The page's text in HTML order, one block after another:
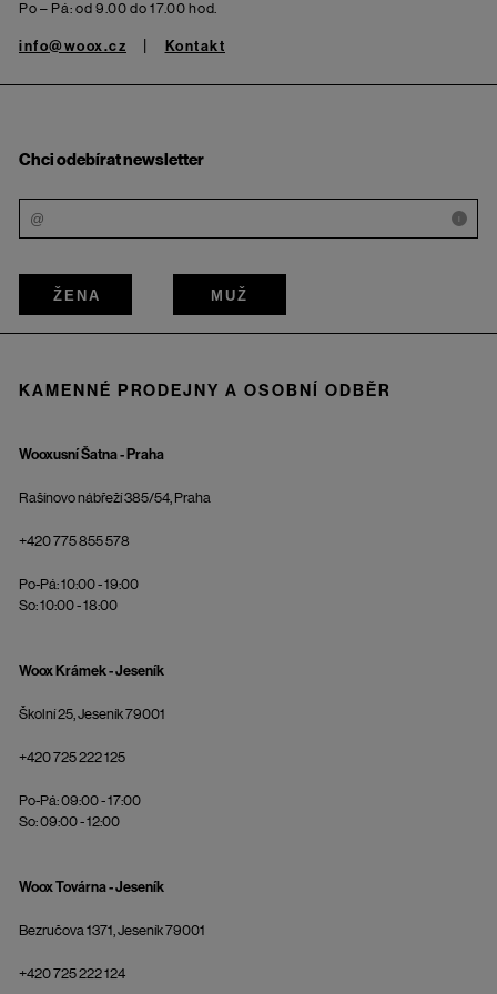
Po – Pá: od 9.00 do 17.00 hod.
info@woox.cz Kontakt
Chci odebírat newsletter
i
ŽENA MUŽ
KAMENNÉ PRODEJNY A OSOBNÍ ODBĚR
Wooxusní Šatna - Praha
Rašínovo nábřeží 385/54, Praha
+420 775 855 578
Po-Pá: 10:00 - 19:00
So: 10:00 - 18:00
Woox Krámek - Jeseník
Školní 25, Jeseník 79001
+420 725 222 125
Po-Pá: 09:00 - 17:00
So: 09:00 - 12:00
Woox Továrna - Jeseník
Bezručova 1371, Jeseník 79001
+420 725 222 124